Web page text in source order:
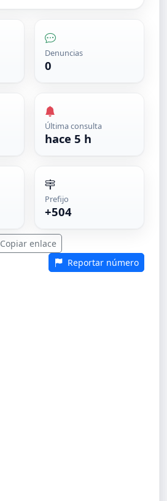
Denuncias
0
Última consulta
hace 5 h
Prefijo
+504
Copiar enlace
Reportar número